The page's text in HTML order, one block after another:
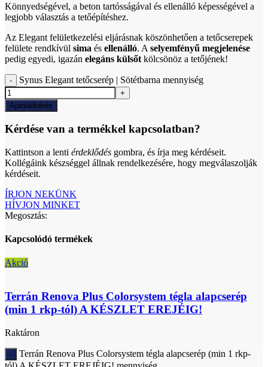
Könnyedségével, a beton tartósságával és ellenálló képességével a
legjobb választás a tetőépítéshez.
Az Elegant felületkezelési eljárásnak köszönhetően a tetőcserepek
felülete rendkívül sima és ellenálló. A selyemfényű megjelenése
pedig egyedi, igazán elegáns külsőt kölcsönöz a tetőjének!
Synus Elegant tetőcserép | Sötétbarna mennyiség
Ajánlatkérés
Kérdése van a termékkel kapcsolatban?
Kattintson a lenti érdeklődés gombra, és írja meg kérdéseit.
Kollégáink készséggel állnak rendelkezésére, hogy megválaszolják
kérdéseit.
ÍRJON NEKÜNK
HÍVJON MINKET
Megosztás:
Kapcsolódó termékek
Akció
Terrán Renova Plus Colorsystem tégla alapcserép
(min 1 rkp-tól) A KÉSZLET EREJÉIG!
Raktáron
Terrán Renova Plus Colorsystem tégla alapcserép (min 1 rkp-